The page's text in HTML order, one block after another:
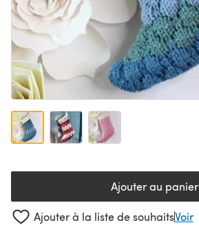
Ajouter au panier
Ajouter à la liste de souhaitsVoir